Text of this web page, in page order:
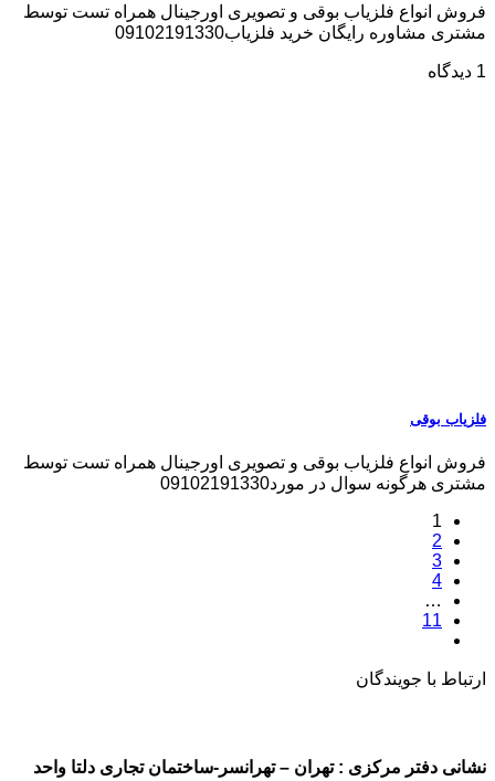
فروش انواع فلزیاب بوقی و تصویری اورجینال همراه تست توسط
مشتری مشاوره رایگان خرید فلزیاب09102191330
1 دیدگاه
فلزیاب بوقی
فروش انواع فلزیاب بوقی و تصویری اورجینال همراه تست توسط
مشتری هرگونه سوال در مورد09102191330
1
2
3
4
…
11
ارتباط با جویندگان
نشانی دفتر مرکزی : تهران – تهرانسر-ساختمان تجاری دلتا واحد